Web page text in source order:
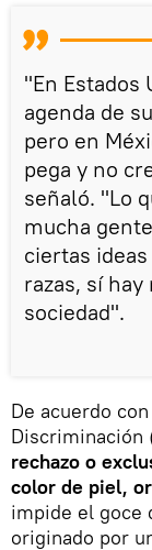
"En Estados
agenda de
pero en
pega y no
señaló. "Lo
mucha
ciertas
razas, sí
sociedad".
De acuerdo
Discriminación
rechazo o
color de piel,
impide el goce
originado por